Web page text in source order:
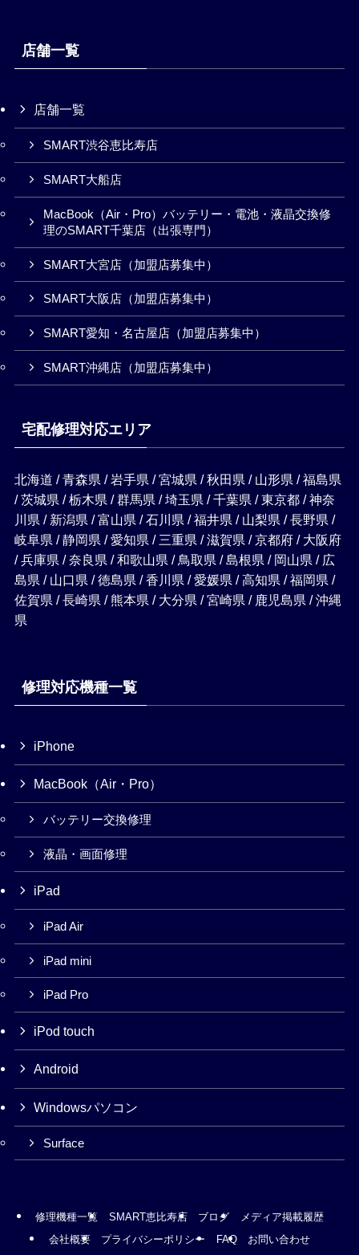
店舗一覧
店舗一覧
SMART渋谷恵比寿店
SMART大船店
MacBook（Air・Pro）バッテリー・電池・液晶交換修
理のSMART千葉店（出張専門）
SMART大宮店（加盟店募集中）
SMART大阪店（加盟店募集中）
SMART愛知・名古屋店（加盟店募集中）
SMART沖縄店（加盟店募集中）
宅配修理対応エリア
北海道 / 青森県 / 岩手県 / 宮城県 / 秋田県 / 山形県 / 福島県
/ 茨城県 / 栃木県 / 群馬県 / 埼玉県 / 千葉県 / 東京都 / 神奈
川県 / 新潟県 / 富山県 / 石川県 / 福井県 / 山梨県 / 長野県 /
岐阜県 / 静岡県 / 愛知県 / 三重県 / 滋賀県 / 京都府 / 大阪府
/ 兵庫県 / 奈良県 / 和歌山県 / 鳥取県 / 島根県 / 岡山県 / 広
島県 / 山口県 / 徳島県 / 香川県 / 愛媛県 / 高知県 / 福岡県 /
佐賀県 / 長崎県 / 熊本県 / 大分県 / 宮崎県 / 鹿児島県 / 沖縄
県
修理対応機種一覧
iPhone
MacBook（Air・Pro）
バッテリー交換修理
液晶・画面修理
iPad
iPad Air
iPad mini
iPad Pro
iPod touch
Android
Windowsパソコン
Surface
修理機種一覧 SMART恵比寿店 ブログ
メディア掲載履歴
会社概要
プライバシーポリシー FAQ お問い合わせ